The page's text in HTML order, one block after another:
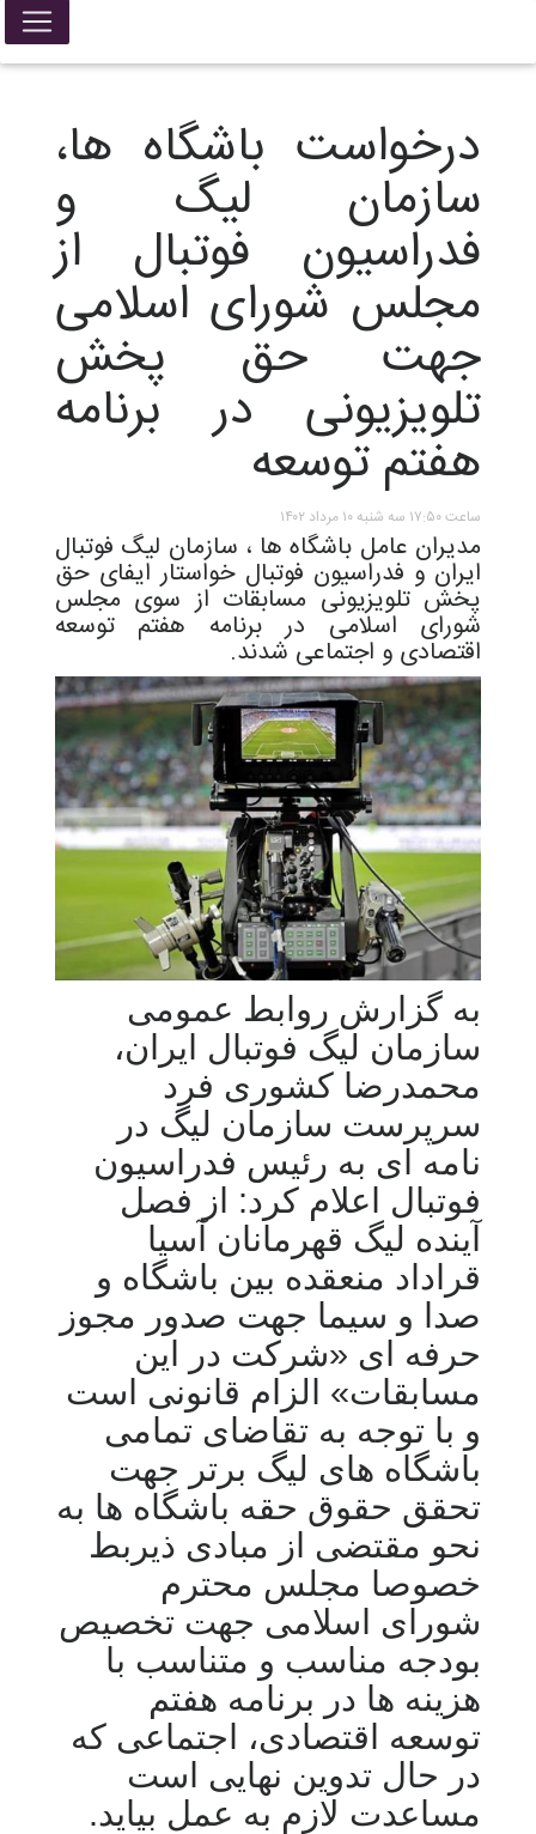
درخواست باشگاه ها،
سازمان لیگ و
فدراسیون فوتبال از
مجلس شورای اسلامی
جهت حق پخش
تلویزیونی در برنامه
هفتم توسعه
ساعت ۱۷:۵۰ سه شنبه ۱۰ مرداد ۱۴۰۲
مدیران عامل باشگاه ها ، سازمان لیگ فوتبال
ایران و فدراسیون فوتبال خواستار ایفای حق
پخش تلویزیونی مسابقات از سوی مجلس
شورای اسلامی در برنامه هفتم توسعه
اقتصادی و اجتماعی شدند.
به گزارش روابط عمومی
سازمان لیگ فوتبال ایران،
محمدرضا کشوری فرد
سرپرست سازمان لیگ در
نامه ای به رئیس فدراسیون
فوتبال اعلام کرد: از فصل
آینده لیگ قهرمانان آسیا
قراداد منعقده بین باشگاه و
صدا و سیما جهت صدور مجوز
حرفه ای «شرکت در این
مسابقات» الزام قانونی است
و با توجه به تقاضای تمامی
باشگاه های لیگ برتر جهت
تحقق حقوق حقه باشگاه ها به
نحو مقتضی از مبادی ذیربط
خصوصا مجلس محترم
شورای اسلامی جهت تخصیص
بودجه مناسب و متناسب با
هزینه ها در برنامه هفتم
توسعه اقتصادی، اجتماعی که
در حال تدوین نهایی است
مساعدت لازم به عمل بیاید.